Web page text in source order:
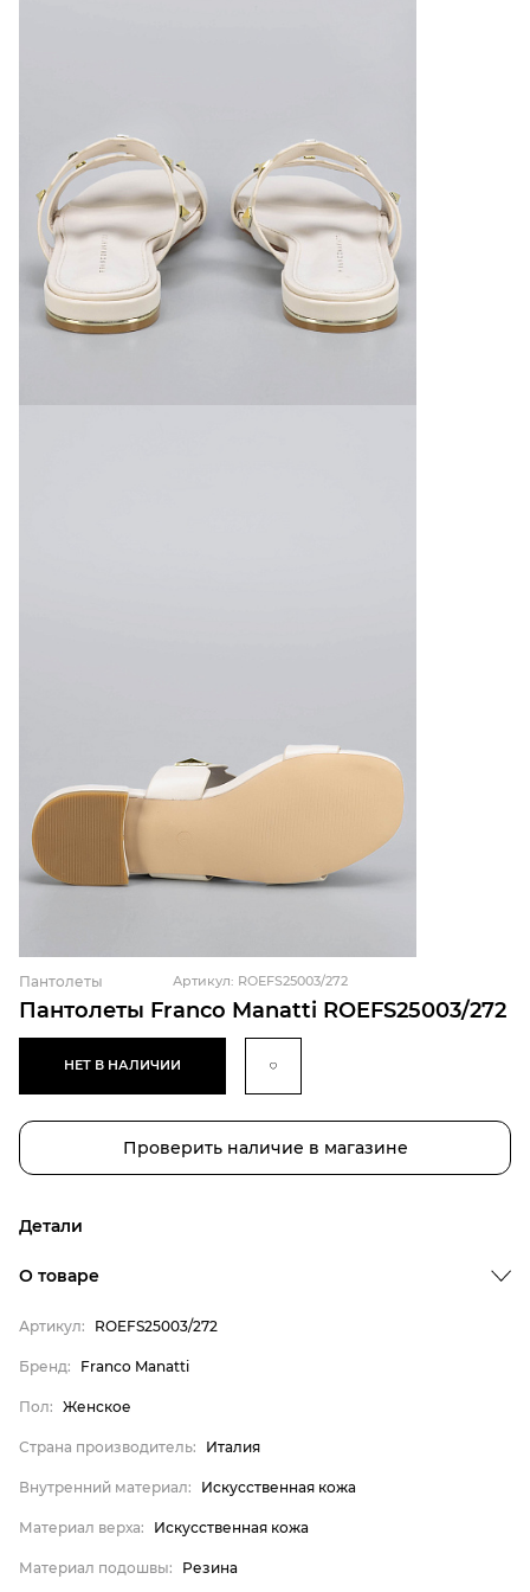
Пантолеты Franco Manatti ROEFS25003/272
Пантолеты Артикул: ROEFS25003/272
НЕТ В НАЛИЧИИ
Проверить наличие в магазине
Детали
Страна производитель
Внутренний материал
Материал верха
Материал подошвы
Материал стельки
Женское
Италия
О товаре
Артикул: ROEFS25003/272
Бренд: Franco Manatti
Пол: Женское
Страна производитель: Италия
Внутренний материал: Искусственная кожа
Материал верха: Искусственная кожа
Материал подошвы: Резина